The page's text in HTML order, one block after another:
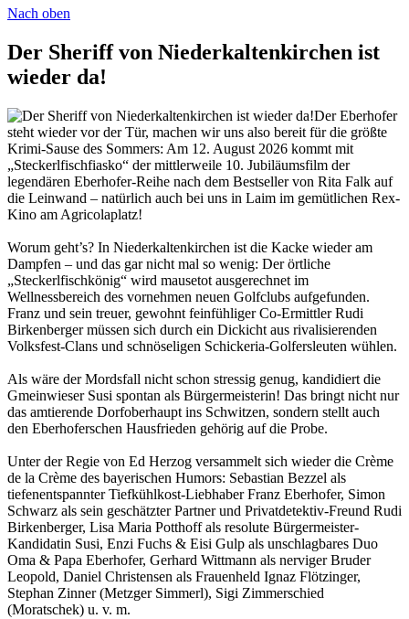
Nach oben
Der Sheriff von Niederkaltenkirchen ist
wieder da!
Der Eberhofer
steht wieder vor der Tür, machen wir uns also bereit für die größte
Krimi-Sause des Sommers: Am 12. August 2026 kommt mit
„Steckerlfischfiasko“ der mittlerweile 10. Jubiläumsfilm der
legendären Eberhofer-Reihe nach dem Bestseller von Rita Falk auf
die Leinwand – natürlich auch bei uns in Laim im gemütlichen Rex-
Kino am Agricolaplatz!
Worum geht’s? In Niederkaltenkirchen ist die Kacke wieder am
Dampfen – und das gar nicht mal so wenig: Der örtliche
„Steckerlfischkönig“ wird mausetot ausgerechnet im
Wellnessbereich des vornehmen neuen Golfclubs aufgefunden.
Franz und sein treuer, gewohnt feinfühliger Co-Ermittler Rudi
Birkenberger müssen sich durch ein Dickicht aus rivalisierenden
Volksfest-Clans und schnöseligen Schickeria-Golfersleuten wühlen.
Als wäre der Mordsfall nicht schon stressig genug, kandidiert die
Gmeinwieser Susi spontan als Bürgermeisterin! Das bringt nicht nur
das amtierende Dorfoberhaupt ins Schwitzen, sondern stellt auch
den Eberhoferschen Hausfrieden gehörig auf die Probe.
Unter der Regie von Ed Herzog versammelt sich wieder die Crème
de la Crème des bayerischen Humors: Sebastian Bezzel als
tiefenentspannter Tiefkühlkost-Liebhaber Franz Eberhofer, Simon
Schwarz als sein geschätzter Partner und Privatdetektiv-Freund Rudi
Birkenberger, Lisa Maria Potthoff als resolute Bürgermeister-
Kandidatin Susi, Enzi Fuchs & Eisi Gulp als unschlagbares Duo
Oma & Papa Eberhofer, Gerhard Wittmann als nerviger Bruder
Leopold, Daniel Christensen als Frauenheld Ignaz Flötzinger,
Stephan Zinner (Metzger Simmerl), Sigi Zimmerschied
(Moratschek) u. v. m.